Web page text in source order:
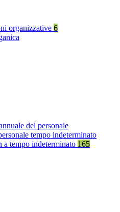
organizzative 6
del personale
tempo indeterminato
a tempo indeterminato 165